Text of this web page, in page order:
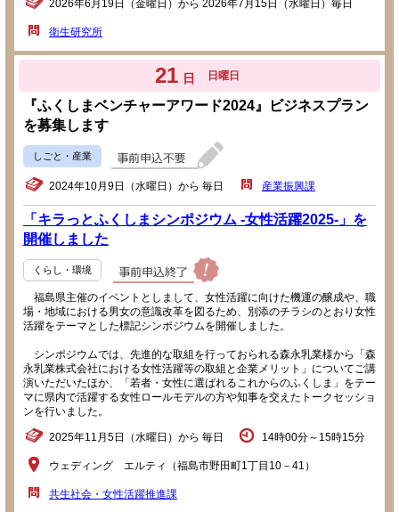
2026年6月19日（金曜日）から 2026年7月15日（水曜日）毎日
衛生研究所
21 日 日曜日
『ふくしまベンチャーアワード2024』ビジネスプラン
を募集します
しごと・産業
2024年10月9日（水曜日）から 毎日 産業振興課
「キラっとふくしまシンポジウム -女性活躍2025-」を
開催しました
くらし・環境
福島県主催のイベントとしまして、女性活躍に向けた機運の醸成や、職
場・地域における男女の意識改革を図るため、別添のチラシのとおり女性
活躍をテーマとした標記シンポジウムを開催しました。
シンポジウムでは、先進的な取組を行っておられる森永乳業様から「森
永乳業株式会社における女性活躍等の取組と企業メリット」についてご講
演いただいたほか、「若者・女性に選ばれるこれからのふくしま」をテー
マに県内で活躍する女性ロールモデルの方や知事を交えたトークセッショ
ンを行いました。
2025年11月5日（水曜日）から 毎日 14時00分～15時15分
ウェディング エルティ（福島市野田町1丁目10－41）
共生社会・女性活躍推進課